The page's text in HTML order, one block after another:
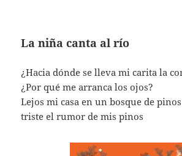
La niña canta al río
¿Hacia dónde se lleva mi carita la
¿Por qué me arranca los ojos?
Lejos mi casa en un bosque de pinos
triste el rumor de mis pinos